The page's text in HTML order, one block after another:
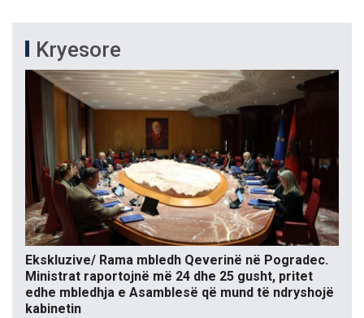
Kryesore
Ekskluzive/ Rama mbledh Qeverinë në Pogradec.
Ministrat raportojnë më 24 dhe 25 gusht, pritet
edhe mbledhja e Asamblesë që mund të ndryshojë
kabinetin